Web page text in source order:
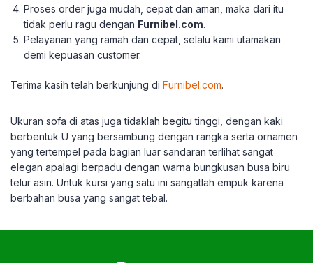
Proses order juga mudah, cepat dan aman, maka dari itu
tidak perlu ragu dengan Furnibel.com.
Pelayanan yang ramah dan cepat, selalu kami utamakan
demi kepuasan customer.
Terima kasih telah berkunjung di Furnibel.com.
Ukuran sofa di atas juga tidaklah begitu tinggi, dengan kaki
berbentuk U yang bersambung dengan rangka serta ornamen
yang tertempel pada bagian luar sandaran terlihat sangat
elegan apalagi berpadu dengan warna bungkusan busa biru
telur asin. Untuk kursi yang satu ini sangatlah empuk karena
berbahan busa yang sangat tebal.